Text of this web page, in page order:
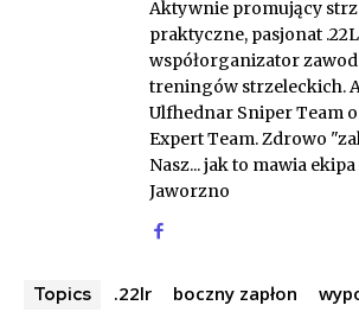
Aktywnie promujący
praktyczne, pasjonat
współorganizator
treningów strzeleckich.
Ulfhednar Sniper Team
Expert Team. Zdrowo
Nasz... jak to mawia
Jaworzno
Topics .22lr boczny zapłon